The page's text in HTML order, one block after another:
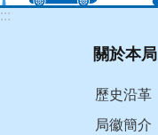
:::
關於本局
歷史沿革
局徽簡介